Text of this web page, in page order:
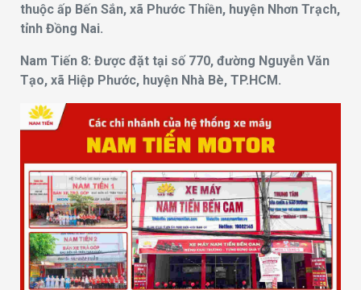
thuộc ấp Bến Sắn, xã Phước Thiền, huyện Nhơn Trạch,
tỉnh Đồng Nai.
Nam Tiến 8: Được đặt tại số 770, đường Nguyễn Văn
Tạo, xã Hiệp Phước, huyện Nhà Bè, TP.HCM.